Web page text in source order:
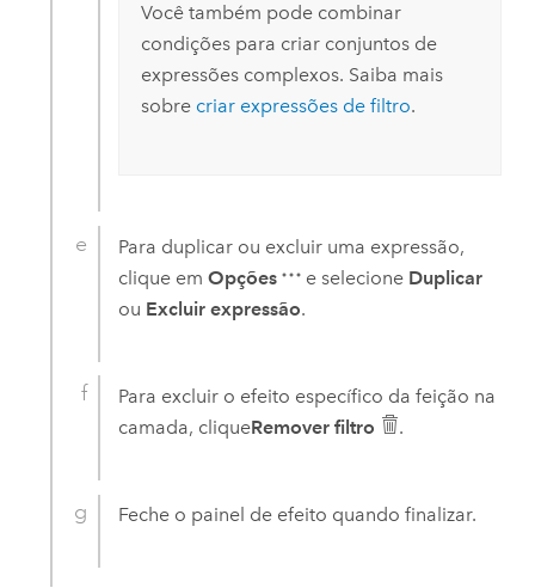
Você também pode combinar
condições para criar conjuntos de
expressões complexos. Saiba mais
sobre criar expressões de filtro.
Para duplicar ou excluir uma expressão,
clique emOpções e selecione Duplicar
ou Excluir expressão.
Para excluir o efeito específico da feição na
camada, cliqueRemover filtro .
Feche o painel de efeito quando finalizar.